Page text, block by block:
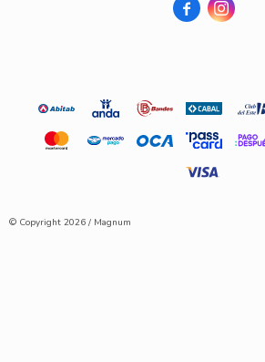
 
© Copyright 2026 / Magnum